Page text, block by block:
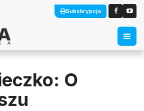
Subskrypcja
O